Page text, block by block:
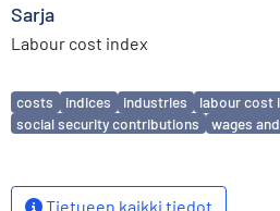
Sarja
Labour cost index
Avainsanat
costs indices industries labour cost
social security contributions
wages
Tietueen kaikki tiedot